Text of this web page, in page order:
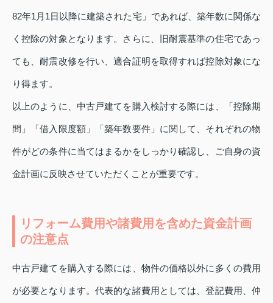
82年1月1日以降に建築された宅」であれば、築年数に関係な
く控除の対象となります。さらに、旧耐震基準の住宅であっ
ても、耐震改修を行い、適合証明を取得すれば控除対象にな
り得ます。
以上のように、中古戸建てを購入検討する際には、「控除期
間」「借入限度額」「築年数要件」に関して、それぞれの物
件がどの条件に当てはまるかをしっかり確認し、ご自身の資
金計画に反映させていただくことが重要です。
リフォーム費用や諸費用を含めた資金計画
の注意点
中古戸建てを購入する際には、物件の価格以外に多くの費用
が必要となります。代表的な諸費用としては、登記費用、仲